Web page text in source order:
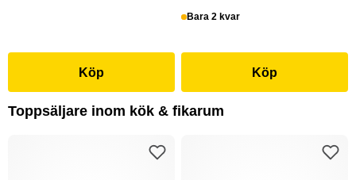
Köp
Bara 2 kvar
Köp
Toppsäljare inom kök & fikarum